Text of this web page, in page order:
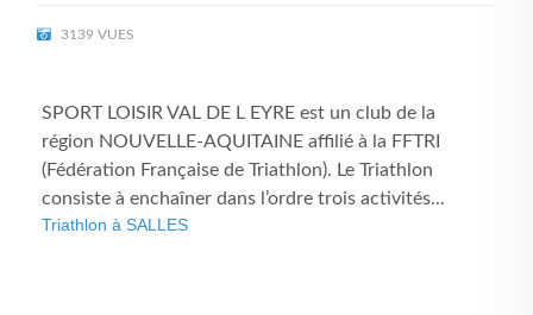
3139 VUES
SPORT LOISIR VAL DE L EYRE est un club de la
région NOUVELLE-AQUITAINE affilié à la FFTRI
(Fédération Française de Triathlon). Le Triathlon
consiste à enchaîner dans l’ordre trois activités...
Triathlon à SALLES